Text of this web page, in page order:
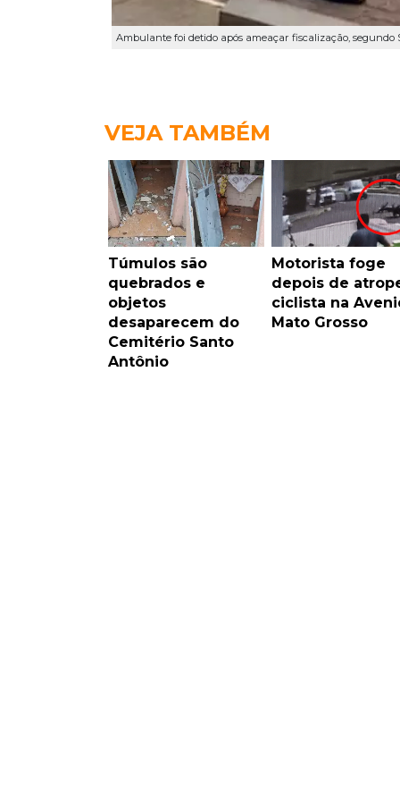
Ambulante foi detido após ameaçar fiscalização, segundo
VEJA TAMBÉM
Túmulos são
quebrados e
objetos
desaparecem do
Cemitério Santo
Antônio
Motorista foge
depois de
ciclista na
Mato Grosso